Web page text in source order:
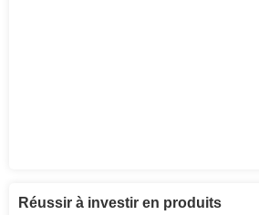
Réussir à investir en produits